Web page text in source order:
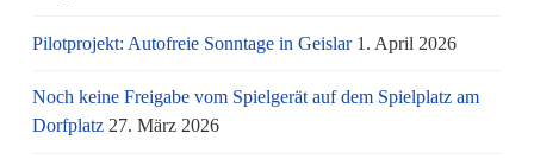
Pilotprojekt: Autofreie Sonntage in Geislar 1. April 2026
Noch keine Freigabe vom Spielgerät auf dem Spielplatz am
Dorfplatz 27. März 2026